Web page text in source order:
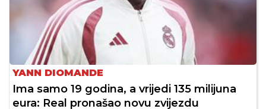
YANN DIOMANDE
Ima samo 19 godina, a vrijedi 135 milijuna
eura: Real pronašao novu zvijezdu